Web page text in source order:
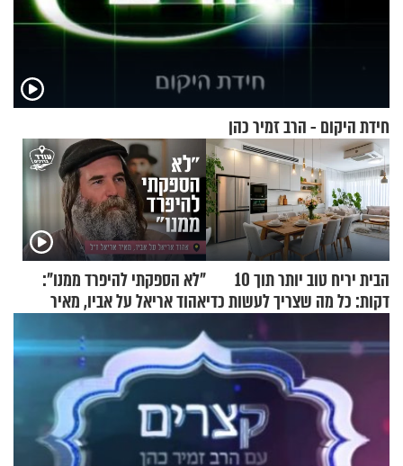
חידת היקום - הרב זמיר כהן
הבית יריח טוב יותר תוך 10
דקות: כל מה שצריך לעשות כדי
"לא הספקתי להיפרד ממנו":
אהוד אריאל על אביו, מאיר
אריאל ז"ל